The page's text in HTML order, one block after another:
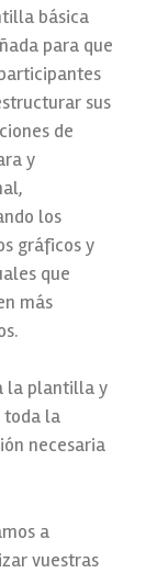
básica
para que
sus
de
y
los
gráficos y
que
más
la plantilla y
toda la
necesaria
a
vuestras